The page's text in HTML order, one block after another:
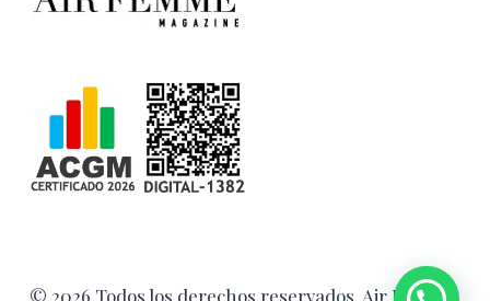
© 2026 Todos los derechos reservados. Air Femme.